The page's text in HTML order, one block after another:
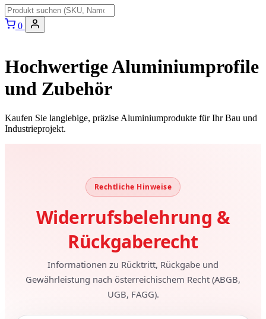
0
Hochwertige Aluminiumprofile
und Zubehör
Kaufen Sie langlebige, präzise Aluminiumprodukte für Ihr Bau und
Industrieprojekt.
Rechtliche Hinweise
Widerrufsbelehrung &
Rückgaberecht
Informationen zu Rücktritt, Rückgabe und
Gewährleistung nach österreichischem Recht (ABGB,
UGB, FAGG).